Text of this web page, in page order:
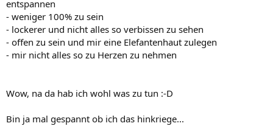
entspannen
- weniger 100% zu sein
- lockerer und nicht alles so verbissen zu sehen
- offen zu sein und mir eine Elefantenhaut zulegen
- mir nicht alles so zu Herzen zu nehmen
Wow, na da hab ich wohl was zu tun :-D
Bin ja mal gespannt ob ich das hinkriege...